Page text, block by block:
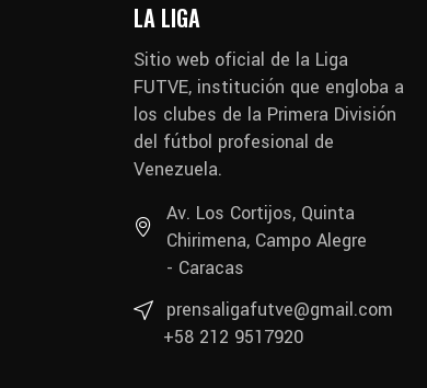
LA LIGA
Sitio web oficial de la Liga
FUTVE, institución que engloba a
los clubes de la Primera División
del fútbol profesional de
Venezuela.
Av. Los Cortijos, Quinta
Chirimena, Campo Alegre
- Caracas
prensaligafutve@gmail.com
+58 212 9517920